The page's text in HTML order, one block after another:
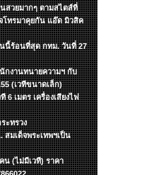
สวยมากๆ ตามสไตส์ที่
โทรมาคุยกัน แอ๊ด มิวสิค
นี้ร้อนที่สุด กทม. วันที่ 27
กงานทนายความฯ กับ
(เวทีขนาดเล็ก)
6 เมตร เครื่องเสียงไฟ
ะทรวง
สมเด็จพระเทพฯเป็น
น (ไม่มีเวที) ราคา